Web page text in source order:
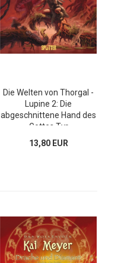
Die Welten von Thorgal -
Lupine 2: Die
abgeschnittene Hand des
Gottes Tyr
13,80 EUR